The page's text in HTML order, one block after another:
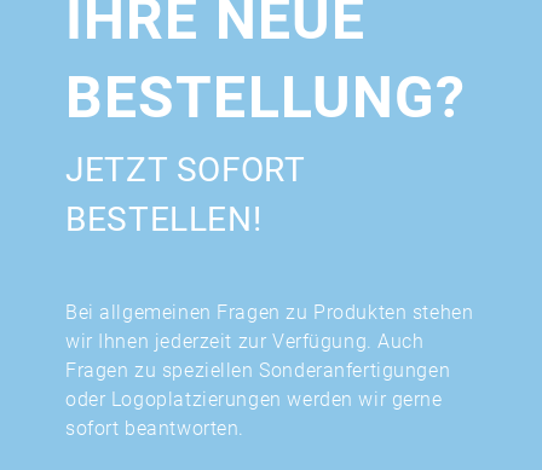
IHRE NEUE
BESTELLUNG?
JETZT SOFORT
BESTELLEN!
Bei allgemeinen Fragen zu Produkten stehen
wir Ihnen jederzeit zur Verfügung. Auch
Fragen zu speziellen Sonderanfertigungen
oder Logoplatzierungen werden wir gerne
sofort beantworten.